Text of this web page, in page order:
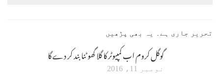
تحریر جاری ہے۔ یہ بھی پڑھیں
گوگل کروم اب کمپیوٹر کا گلا گھوٹنا بند کر دے گا
نومبر 11، 2016